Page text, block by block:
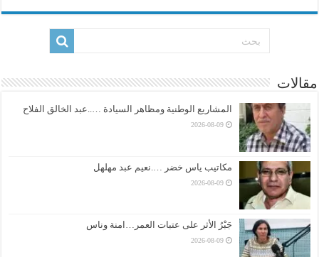
مقالات
المشاريع الوطنية ومظاهر السيادة …..عبد الخالق الفلاح
2026-08-09
مكاتيب ياس خضر ….نعيم عبد مهلهل
2026-08-09
جَبْرُ الأثر على عتبات العمر…امنة وناس
2026-08-09